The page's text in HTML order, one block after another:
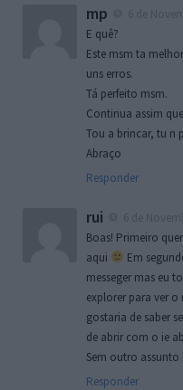
mp
E quê?
Este msm ta
uns erros.
Tá perfeito msm.
Continua assim
Tou a brincar, tu n
Abraço
Responder
rui
Boas! Primeiro
aqui
Em
messeger mas eu
explorer para ver
gostaria de saber
de abrir com o ie
Sem outro assunto
Responder